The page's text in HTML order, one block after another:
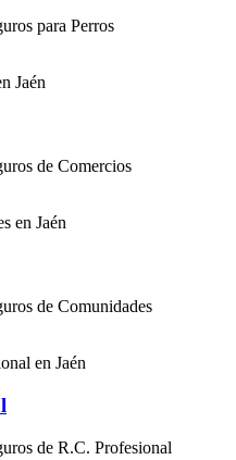
para Perros
de Comercios
de Comunidades
de R.C. Profesional